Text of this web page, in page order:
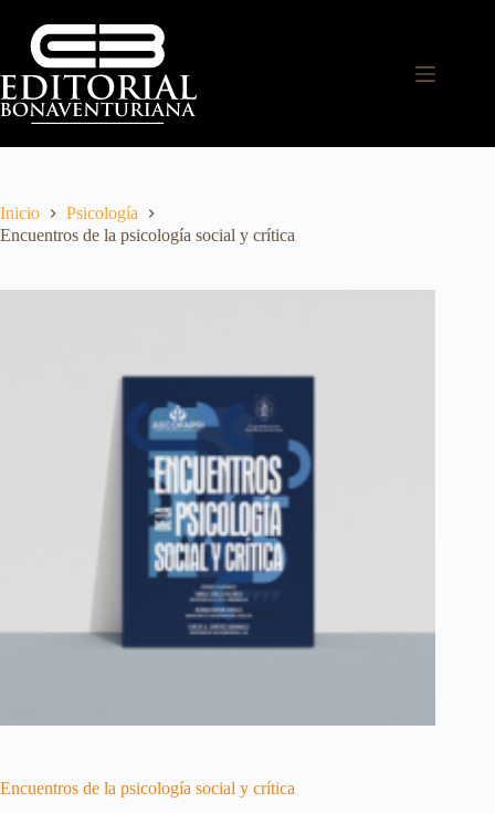
Inicio
Psicología
Encuentros de la psicología social y crítica
Encuentros de la psicología social y crítica